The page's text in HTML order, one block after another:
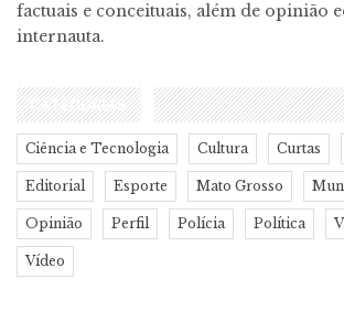
factuais e conceituais, além de opinião
internauta.
CATEGORIAS
Ciência e Tecnologia Cultura Curtas
Editorial Esporte Mato Grosso
Opinião Perfil Polícia Política
Vídeo